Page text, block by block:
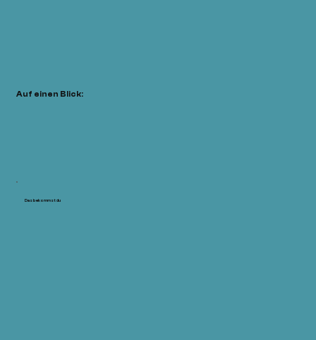
Auf einen Blick:
Das bekommst du